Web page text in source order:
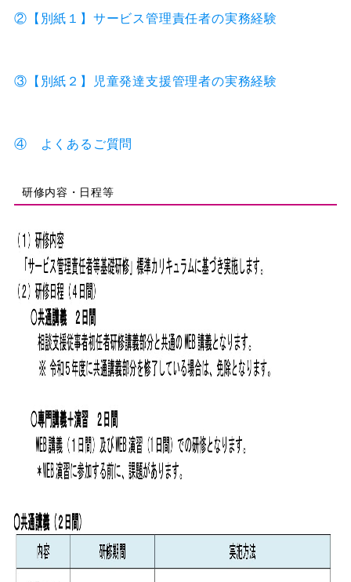
②【別紙１】サービス管理責任者の実務経験
③【別紙２】児童発達支援管理者の実務経験
④ よくあるご質問
研修内容・日程等